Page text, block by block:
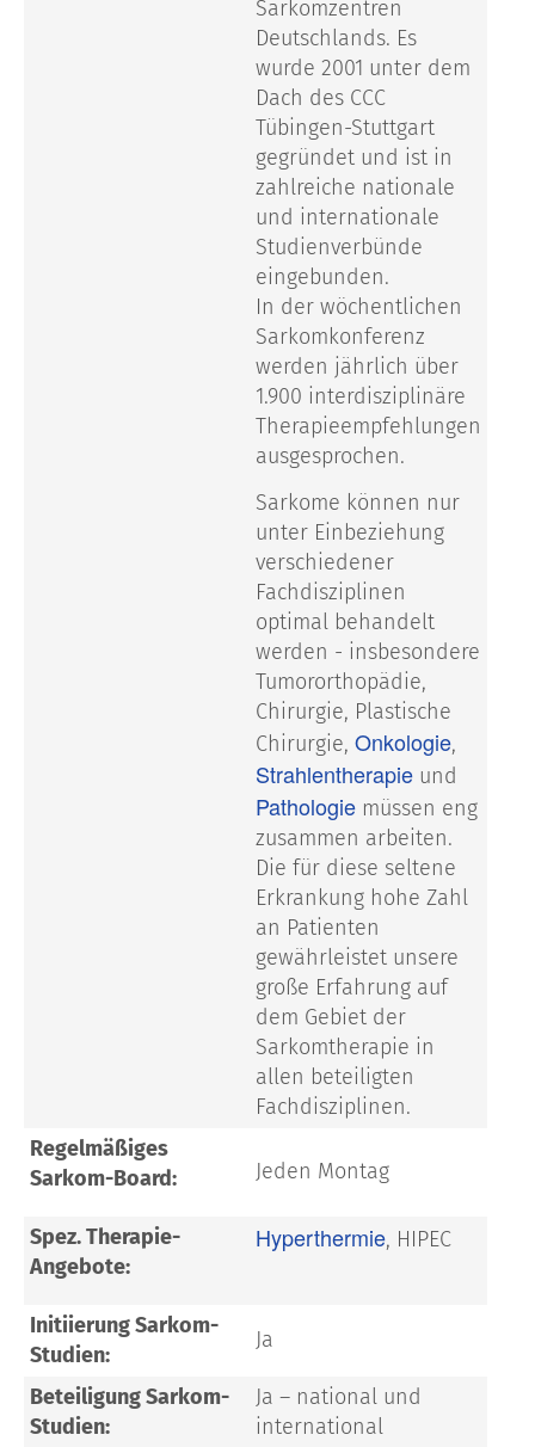
Sarkomzentren
Deutschlands. Es
wurde 2001 unter dem
Dach des CCC
Tübingen-Stuttgart
gegründet und ist in
zahlreiche nationale
und internationale
Studienverbünde
eingebunden.
In der wöchentlichen
Sarkomkonferenz
werden jährlich über
1.900 interdisziplinäre
Therapieempfehlungen
ausgesprochen.
Sarkome können nur
unter Einbeziehung
verschiedener
Fachdisziplinen
optimal behandelt
werden - insbesondere
Tumororthopädie,
Chirurgie, Plastische
Chirurgie, Onkologie,
Strahlentherapie und
Pathologie müssen eng
zusammen arbeiten.
Die für diese seltene
Erkrankung hohe Zahl
an Patienten
gewährleistet unsere
große Erfahrung auf
dem Gebiet der
Sarkomtherapie in
allen beteiligten
Fachdisziplinen.
Regelmäßiges
Sarkom-Board:
Jeden Montag
Spez. Therapie-
Angebote:
Hyperthermie, HIPEC
Initiierung Sarkom-
Studien:
Ja
Beteiligung Sarkom-
Studien:
Ja – national und
international